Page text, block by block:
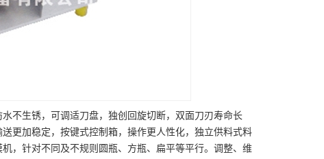
不生锈，可调适刀盘，独创回旋切断，双面刀刃寿命长
更加稳定，按键式控制箱，操作更人性化，独立供料式料
，针对不同及不规则圆瓶、方瓶、扁平等平行。调整、维